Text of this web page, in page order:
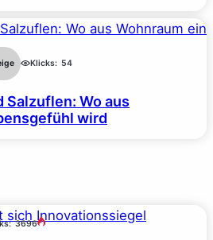
Klicks: 54
Salzuflen: Wo aus
wird
3696